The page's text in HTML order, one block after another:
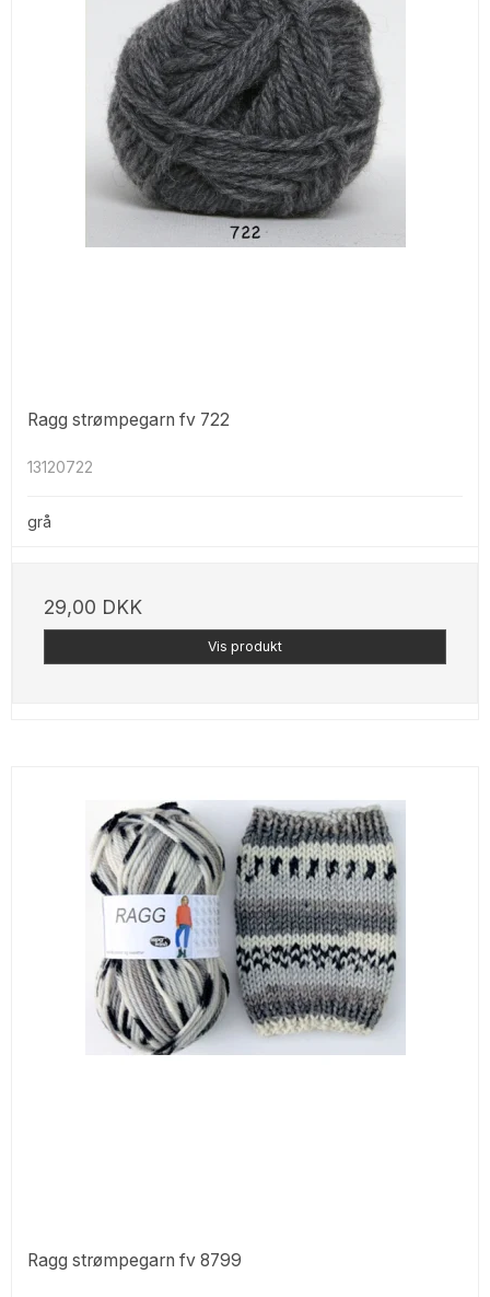
Ragg strømpegarn fv 722
13120722
grå
29,00 DKK
Vis produkt
Ragg strømpegarn fv 8799